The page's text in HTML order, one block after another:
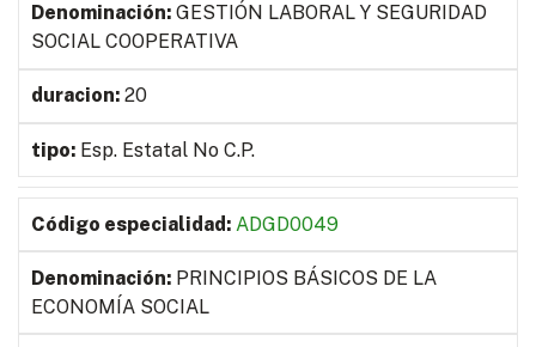
GESTIÓN LABORAL Y SEGURIDAD
SOCIAL COOPERATIVA
20
Esp. Estatal No C.P.
ADGD0049
PRINCIPIOS BÁSICOS DE LA
ECONOMÍA SOCIAL